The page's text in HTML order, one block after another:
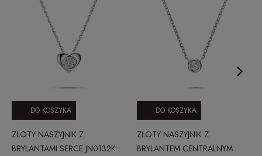
ZŁOTY NASZYJNIK Z
BRYLANTAMI SERCE JN0132K
DO KOSZYKA
ZŁOTY NASZYJNIK Z
BRYLANTEM CENTRALNYM
DO KOSZYKA